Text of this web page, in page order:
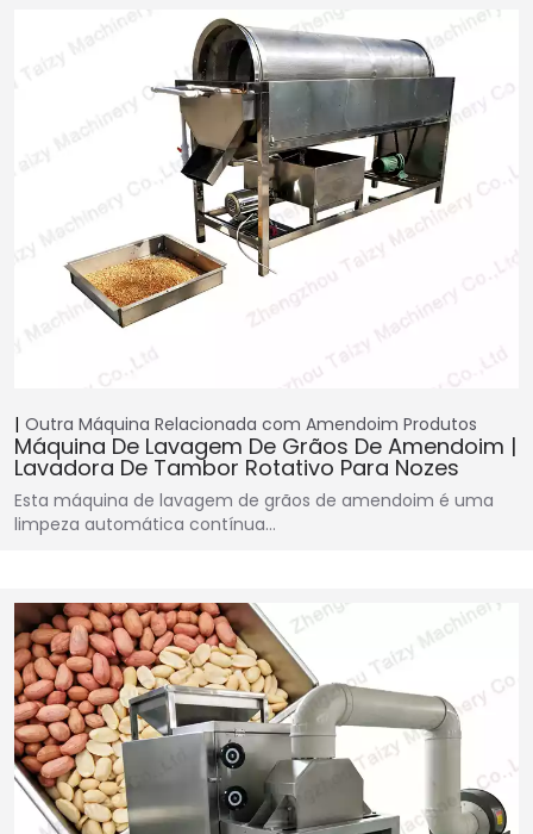
Outra Máquina Relacionada com Amendoim Produtos
Máquina De Lavagem De Grãos De Amendoim |
Lavadora De Tambor Rotativo Para Nozes
Esta máquina de lavagem de grãos de amendoim é uma
limpeza automática contínua…